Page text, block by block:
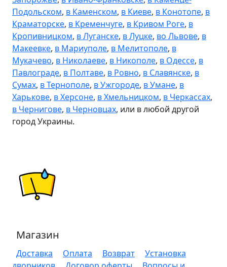
Подольском, в Каменском, в Киеве, в Конотопе, в
Краматорске, в Кременчуге, в Кривом Роге, в
Кропивницком, в Луганске, в Луцке, во Львове, в
Макеевке, в Мариуполе, в Мелитополе, в
Мукачево, в Николаеве, в Никополе, в Одессе, в
Павлограде, в Полтаве, в Ровно, в Славянске, в
Сумах, в Тернополе, в Ужгороде, в Умане, в
Харькове, в Херсоне, в Хмельницком, в Черкассах,
в Чернигове, в Черновцах, или в любой другой
город Украины.
Магазин
Доставка Оплата Возврат
Установка